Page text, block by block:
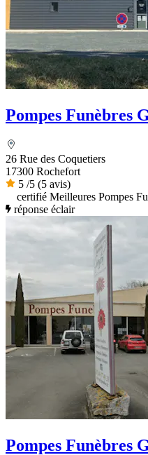
Pompes Funèbres
26 Rue des Coquetiers
17300 Rochefort
5 /5 (5 avis)
certifié Meilleures Pompes
réponse éclair
Pompes Funèbres